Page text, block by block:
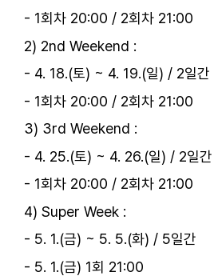
- 1회차 20:00 / 2회차 21:00
2) 2nd Weekend :
- 4. 18.(토) ~ 4. 19.(일) / 2일간
- 1회차 20:00 / 2회차 21:00
3) 3rd Weekend :
- 4. 25.(토) ~ 4. 26.(일) / 2일간
- 1회차 20:00 / 2회차 21:00
4) Super Week :
- 5. 1.(금) ~ 5. 5.(화) / 5일간
- 5. 1.(금) 1회 21:00